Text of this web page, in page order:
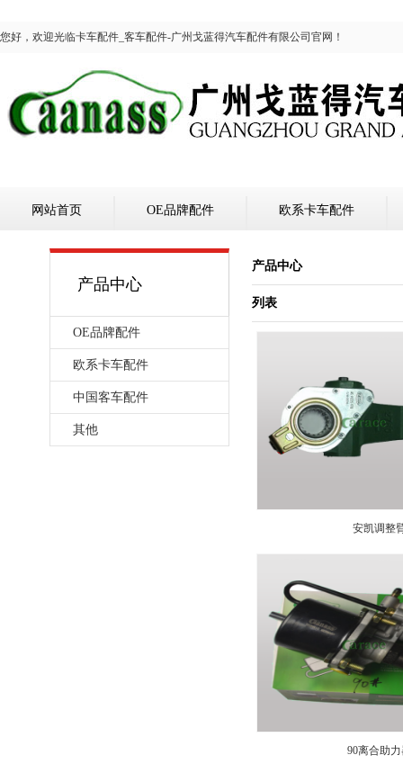
您好，欢迎光临卡车配件_客车配件-广州戈蓝得汽车配件有限公司官网！
网站首页 OE品牌配件 欧系卡车配件
产品中心
OE品牌配件
欧系卡车配件
中国客车配件
其他
产品中心
列表
安凯调整
90离合助